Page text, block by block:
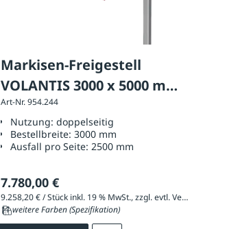
Markisen-Freigestell
VOLANTIS 3000 x 5000 mm,
Ausführung: doppelseitig
Art-Nr. 954.244
Nutzung: doppelseitig
Bestellbreite: 3000 mm
Ausfall pro Seite: 2500 mm
7.780,00 €
9.258,20 € / Stück inkl. 19 % MwSt., zzgl. evtl. Versandkosten
11 weitere Farben (Spezifikation)